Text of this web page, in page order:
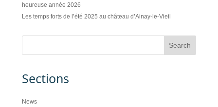
heureuse année 2026
Les temps forts de l’été 2025 au château d’Ainay-le-Vieil
Sections
News